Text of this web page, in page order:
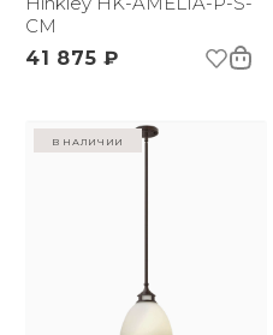
CM
41 875 ₽
в наличии